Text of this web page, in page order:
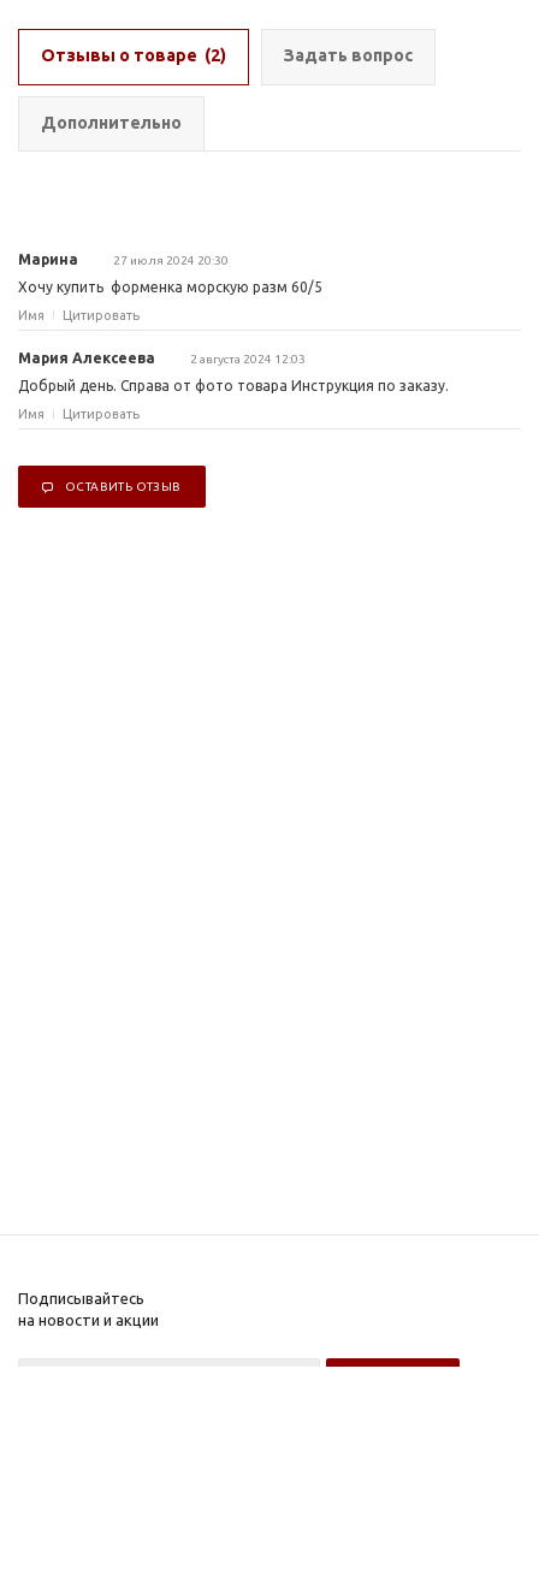
Отзывы о товаре (2) Задать вопрос
Дополнительно
Марина 27 июля 2024 20:30
Хочу купить форменка морскую разм 60/5
Имя Цитировать
Мария Алексеева 2 августа 2024 12:03
Добрый день. Справа от фото товара Инструкция по заказу.
Имя Цитировать
ОСТАВИТЬ ОТЗЫВ
Подписывайтесь
на новости и акции